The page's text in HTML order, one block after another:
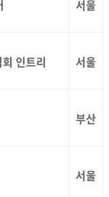
서울
인트리 서울
부산
서울